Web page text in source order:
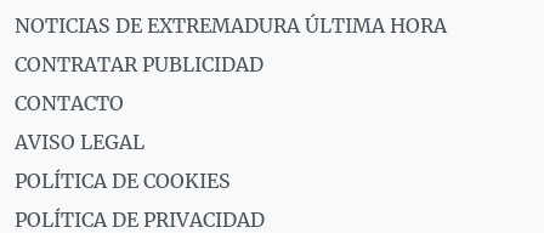
NOTICIAS DE EXTREMADURA ÚLTIMA HORA
CONTRATAR PUBLICIDAD
CONTACTO
AVISO LEGAL
POLÍTICA DE COOKIES
POLÍTICA DE PRIVACIDAD